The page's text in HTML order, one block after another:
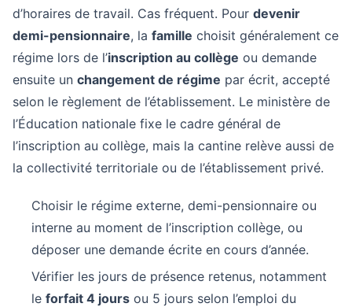
d’horaires de travail. Cas fréquent. Pour devenir
demi-pensionnaire, la famille choisit généralement ce
régime lors de l’inscription au collège ou demande
ensuite un changement de régime par écrit, accepté
selon le règlement de l’établissement. Le ministère de
l’Éducation nationale fixe le cadre général de
l’inscription au collège, mais la cantine relève aussi de
la collectivité territoriale ou de l’établissement privé.
Choisir le régime externe, demi-pensionnaire ou
interne au moment de l’inscription collège, ou
déposer une demande écrite en cours d’année.
Vérifier les jours de présence retenus, notamment
le forfait 4 jours ou 5 jours selon l’emploi du